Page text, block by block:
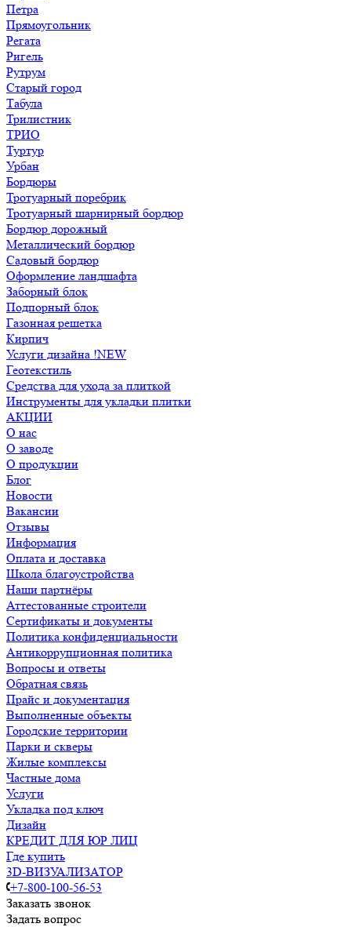
Петра
Прямоугольник
Регата
Ригель
Рутрум
Старый город
Табула
Трилистник
ТРИО
Туртур
Урбан
Бордюры
Тротуарный поребрик
Тротуарный шарнирный бордюр
Бордюр дорожный
Металлический бордюр
Садовый бордюр
Оформление ландшафта
Заборный блок
Подпорный блок
Газонная решетка
Кирпич
Услуги дизайна !NEW
Геотекстиль
Средства для ухода за плиткой
Инструменты для укладки плитки
АКЦИИ
О нас
О заводе
О продукции
Блог
Новости
Вакансии
Отзывы
Информация
Оплата и доставка
Школа благоустройства
Наши партнёры
Аттестованные строители
Сертификаты и документы
Политика конфиденциальности
Антикоррупционная политика
Вопросы и ответы
Обратная связь
Прайс и документация
Выполненные объекты
Городские территории
Парки и скверы
Жилые комплексы
Частные дома
Услуги
Укладка под ключ
Дизайн
КРЕДИТ ДЛЯ ЮР ЛИЦ
Где купить
3D-ВИЗУАЛИЗАТОР
+7-800-100-56-53
Заказать звонок
Задать вопрос